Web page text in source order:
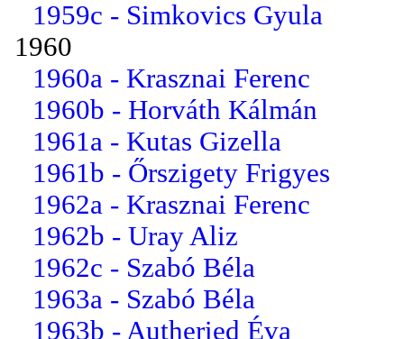
1959c - Simkovics Gyula
1960
1960a - Krasznai Ferenc
1960b - Horváth Kálmán
1961a - Kutas Gizella
1961b - Őrszigety Frigyes
1962a - Krasznai Ferenc
1962b - Uray Aliz
1962c - Szabó Béla
1963a - Szabó Béla
1963b - Autheried Éva